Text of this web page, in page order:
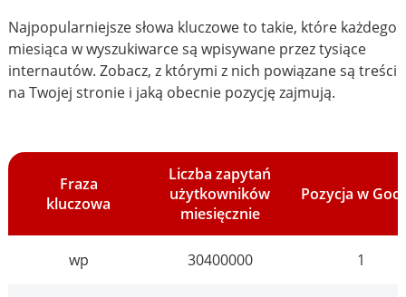
Najpopularniejsze słowa kluczowe to takie, które każdego
miesiąca w wyszukiwarce są wpisywane przez tysiące
internautów. Zobacz, z którymi z nich powiązane są treści
na Twojej stronie i jaką obecnie pozycję zajmują.
Fraza
kluczowa
Liczba zapytań
użytkowników
miesięcznie
Pozycja w
wp 30400000 1